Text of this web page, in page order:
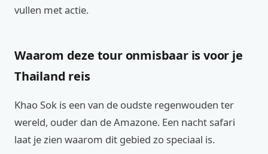
vullen met actie.
Waarom deze tour onmisbaar is voor je
Thailand reis
Khao Sok is een van de oudste regenwouden ter
wereld, ouder dan de Amazone. Een nacht safari
laat je zien waarom dit gebied zo speciaal is.